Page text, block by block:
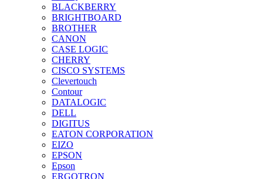
BLACKBERRY
BRIGHTBOARD
BROTHER
CANON
CASE LOGIC
CHERRY
CISCO SYSTEMS
Clevertouch
Contour
DATALOGIC
DELL
DIGITUS
EATON CORPORATION
EIZO
EPSON
Epson
ERGOTRON